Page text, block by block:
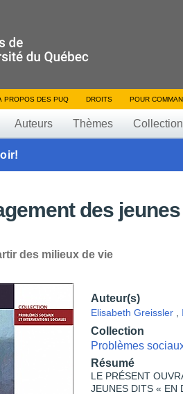
PROPOS DES PUQ DROITS POUR
Auteurs Thèmes
des
des milieux de vie
Auteur(s)
Elisabeth Greissler
Collection
Problèmes
Résumé
LE PRÉSENT
JEUNES DITS « EN